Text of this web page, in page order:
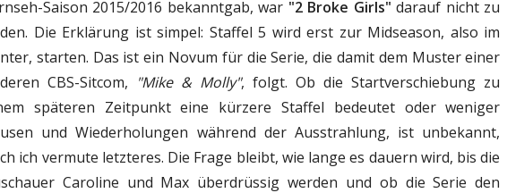
Saison 2015/2016 bekanntgab, war "2 Broke Girls" darauf nicht zu
Die Erklärung ist simpel: Staffel 5 wird erst zur Midseason, also im
starten. Das ist ein Novum für die Serie, die damit dem Muster einer
CBS-Sitcom, "Mike & Molly", folgt. Ob die Startverschiebung zu
späteren Zeitpunkt eine kürzere Staffel bedeutet oder weniger
und Wiederholungen während der Ausstrahlung, ist unbekannt,
ich vermute letzteres. Die Frage bleibt, wie lange es dauern wird, bis die
Caroline und Max überdrüssig werden und ob die Serie den